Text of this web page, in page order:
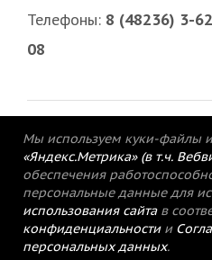
Телефоны: 8 (48236) 3-
08
© 2015-2021 Редакция
Мы используем куки-файлы
«Яндекс.Метрика» (в т.ч.
обеспечения
персональные данные для
использования сайтав
конфиденциальностии
персональных данных.